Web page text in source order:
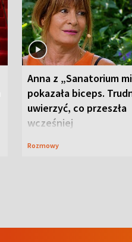
Anna z „Sanatorium
pokazała biceps.
uwierzyć, co przeszła
wcześniej
Rozmowy